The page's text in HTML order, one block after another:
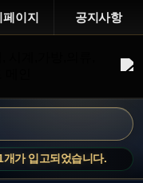
페이지 공지사항
가 입고되었습니다.